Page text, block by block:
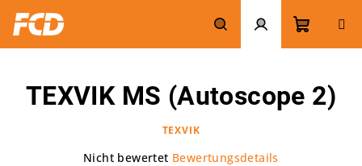
Inhalt
springen
Suchen Login
TEXVIK MS (Autoscope 2)
TEXVIK
Die
Nicht bewertet Bewertungsdetails